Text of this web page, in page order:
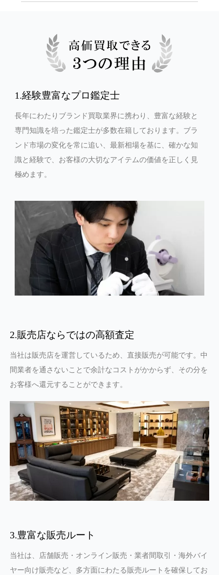
1.経験豊富なプロ鑑定士
長年にわたりブランド買取業界に携わり、豊富な経験と
専門知識を培った鑑定士が多数在籍しております。ブラ
ンド市場の変化を常に追い、最新相場を基に、確かな知
識と経験で、お客様の大切なアイテムの価値を正しく見
極めます。
2.販売店ならではの高額査定
当社は販売店を運営しているため、直接販売が可能です。中
間業者を通さないことで余計なコストがかからず、その分を
お客様へ還元することができます。
3.豊富な販売ルート
当社は、店舗販売・オンライン販売・業者間取引・海外バイ
ヤー向け販売など、多方面にわたる販売ルートを確保してお